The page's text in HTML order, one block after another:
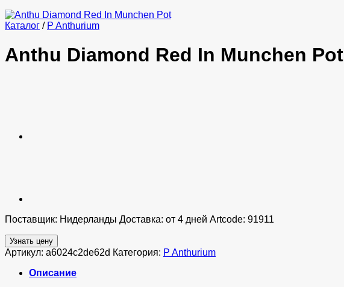
Каталог / P Anthurium
Anthu Diamond Red In Munchen Pot
Поставщик: Нидерланды Доставка: от 4 дней Artcode: 91911
Узнать цену
Артикул: a6024c2de62d Категория: P Anthurium
Описание